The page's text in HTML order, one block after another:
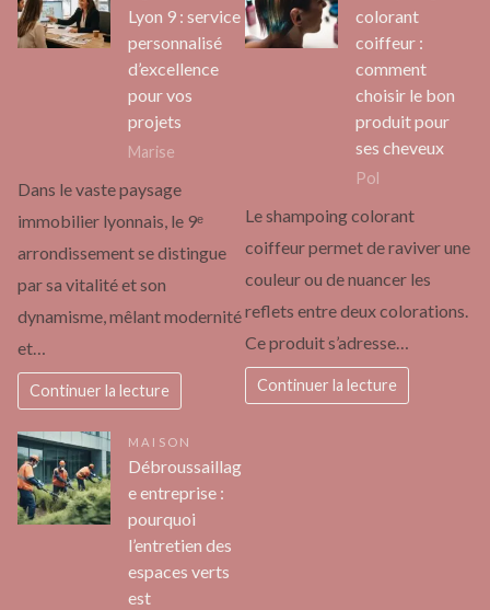
Lyon 9 : service
personnalisé
d’excellence
pour vos
projets
Marise
Dans le vaste paysage
immobilier lyonnais, le 9ᵉ
arrondissement se distingue
par sa vitalité et son
dynamisme, mêlant modernité
et…
Continuer la lecture
colorant
coiffeur :
comment
choisir le bon
produit pour
ses cheveux
Pol
Le shampoing colorant
coiffeur permet de raviver une
couleur ou de nuancer les
reflets entre deux colorations.
Ce produit s’adresse…
Continuer la lecture
MAISON
Débroussaillag
e entreprise :
pourquoi
l’entretien des
espaces verts
est